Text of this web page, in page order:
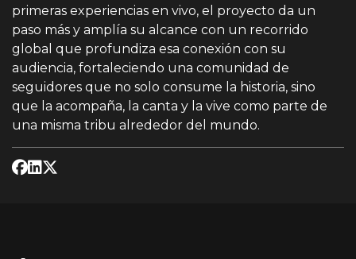
primeras experiencias en vivo, el proyecto da un
paso más y amplía su alcance con un recorrido
global que profundiza esa conexión con su
audiencia, fortaleciendo una comunidad de
seguidores que no solo consume la historia, sino
que la acompaña, la canta y la vive como parte de
una misma tribu alrededor del mundo.